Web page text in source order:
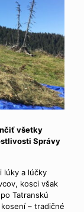
všetky
Správy
lúky a lúčky
kosci však
Tatranskú
– tradičné